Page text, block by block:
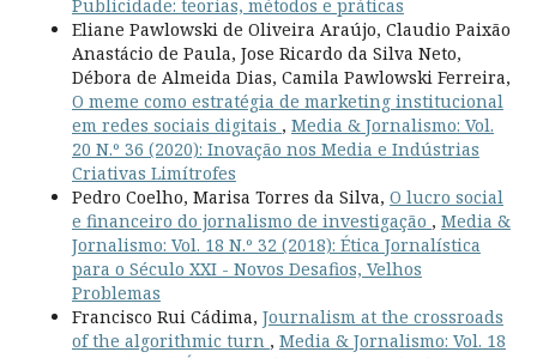
Publicidade: teorias, métodos e práticas
Eliane Pawlowski de Oliveira Araújo, Claudio Paixão
Anastácio de Paula, Jose Ricardo da Silva Neto,
Débora de Almeida Dias, Camila Pawlowski Ferreira,
O meme como estratégia de marketing institucional
em redes sociais digitais , Media & Jornalismo: Vol.
20 N.º 36 (2020): Inovação nos Media e Indústrias
Criativas Limítrofes
Pedro Coelho, Marisa Torres da Silva, O lucro social
e financeiro do jornalismo de investigação , Media &
Jornalismo: Vol. 18 N.º 32 (2018): Ética Jornalística
para o Século XXI - Novos Desafios, Velhos
Problemas
Francisco Rui Cádima, Journalism at the crossroads
of the algorithmic turn , Media & Jornalismo: Vol. 18